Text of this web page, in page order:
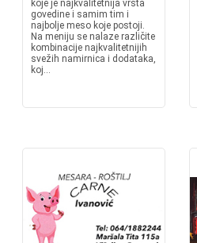
koje je najkvalitetnija vrsta
govedine i samim tim i
najbolje meso koje postoji.
Na meniju se nalaze različite
kombinacije najkvalitetnijih
svežih namirnica i dodataka,
koj...